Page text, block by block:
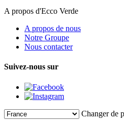
A propos d'Ecco Verde
A propos de nous
Notre Groupe
Nous contacter
Suivez-nous sur
Changer de